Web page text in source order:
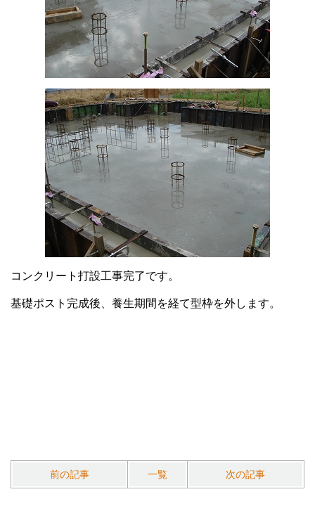
コンクリート打設工事完了です。
基礎ポスト完成後、養生期間を経て型枠を外します。
前の記事 一覧 次の記事